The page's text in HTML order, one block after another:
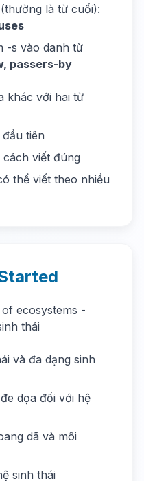
là từ cuối):
-s vào danh từ
passers-by
khác với hai từ
tiên
viết đúng
thể viết theo nhiều
ecosystems -
thái
và đa dạng sinh
dọa đối với hệ
dã và môi
sinh thái